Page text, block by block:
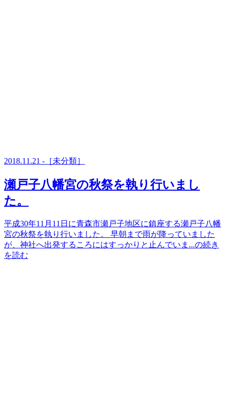
2018.11.21 -［未分類］
瀬戸子八幡宮の秋祭を執り行いまし
た。
平成30年11月11日に青森市瀬戸子地区に鎮座する瀬戸子八幡
宮の秋祭を執り行いました。 早朝まで雨が降っていました
が、神社へ出発するころにはすっかりと止んでいま...の続き
を読む